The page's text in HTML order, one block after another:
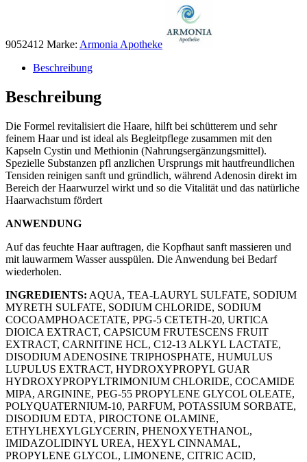
9052412 Marke: Armonia Apotheke
Beschreibung
Beschreibung
Die Formel revitalisiert die Haare, hilft bei schütterem und sehr
feinem Haar und ist ideal als Begleitpflege zusammen mit den
Kapseln Cystin und Methionin (Nahrungsergänzungsmittel).
Spezielle Substanzen pfl anzlichen Ursprungs mit hautfreundlichen
Tensiden reinigen sanft und gründlich, während Adenosin direkt im
Bereich der Haarwurzel wirkt und so die Vitalität und das natürliche
Haarwachstum fördert
ANWENDUNG
Auf das feuchte Haar auftragen, die Kopfhaut sanft massieren und
mit lauwarmem Wasser ausspülen. Die Anwendung bei Bedarf
wiederholen.
INGREDIENTS: AQUA, TEA-LAURYL SULFATE, SODIUM
MYRETH SULFATE, SODIUM CHLORIDE, SODIUM
COCOAMPHOACETATE, PPG-5 CETETH-20, URTICA
DIOICA EXTRACT, CAPSICUM FRUTESCENS FRUIT
EXTRACT, CARNITINE HCL, C12-13 ALKYL LACTATE,
DISODIUM ADENOSINE TRIPHOSPHATE, HUMULUS
LUPULUS EXTRACT, HYDROXYPROPYL GUAR
HYDROXYPROPYLTRIMONIUM CHLORIDE, COCAMIDE
MIPA, ARGININE, PEG-55 PROPYLENE GLYCOL OLEATE,
POLYQUATERNIUM-10, PARFUM, POTASSIUM SORBATE,
DISODIUM EDTA, PIROCTONE OLAMINE,
ETHYLHEXYLGLYCERIN, PHENOXYETHANOL,
IMIDAZOLIDINYL UREA, HEXYL CINNAMAL,
PROPYLENE GLYCOL, LIMONENE, CITRIC ACID,